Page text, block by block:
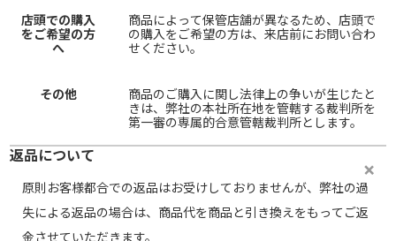
店頭での購入
をご希望の方
へ
商品によって保管店舗が異なるため、店頭で
の購入をご希望の方は、来店前にお問い合わ
せください。
その他
商品のご購入に関し法律上の争いが生じたと
きは、弊社の本社所在地を管轄する裁判所を
第一審の専属的合意管轄裁判所とします。
返品について
原則お客様都合での返品はお受けしておりませんが、弊社の過
失による返品の場合は、商品代を商品と引き換えをもってご返
金させていただきます。